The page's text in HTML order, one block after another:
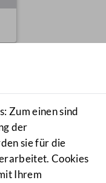
Zum einen sind
der
sie für die
Cookies
Ihrem